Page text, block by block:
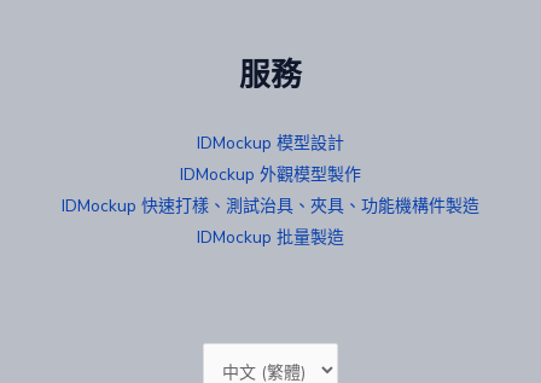
服務
IDMockup 模型設計
IDMockup 外觀模型製作
IDMockup 快速打樣、測試治具、夾具、功能機構件製造
IDMockup 批量製造
Choose